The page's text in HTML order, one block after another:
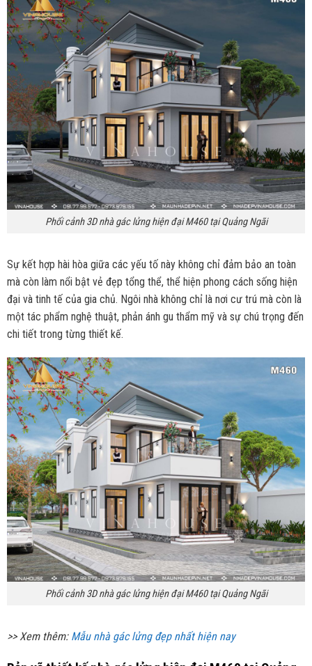
Phối cảnh 3D nhà gác lửng hiện đại M460 tại Quảng Ngãi
Sự kết hợp hài hòa giữa các yếu tố này không chỉ đảm bảo an toàn
mà còn làm nổi bật vẻ đẹp tổng thể, thể hiện phong cách sống hiện
đại và tinh tế của gia chủ. Ngôi nhà không chỉ là nơi cư trú mà còn là
một tác phẩm nghệ thuật, phản ánh gu thẩm mỹ và sự chú trọng đến
chi tiết trong từng thiết kế.
Phối cảnh 3D nhà gác lửng hiện đại M460 tại Quảng Ngãi
>> Xem thêm: Mẫu nhà gác lửng đẹp nhất hiện nay